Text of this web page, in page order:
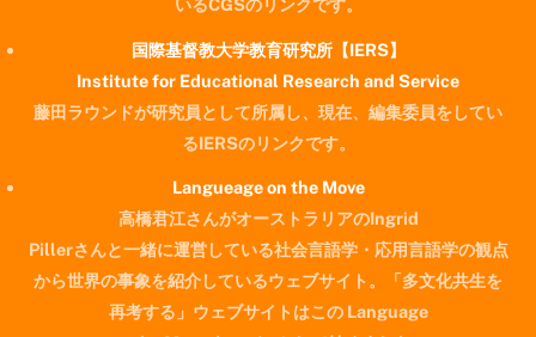
いるCGSのリンクです。
国際基督教大学教育研究所【IERS】
Institute for Educational Research and Service
藤田ラウンドが研究員として所属し、現在、編集委員をしてい
るIERSのリンクです。
Langueage on the Move
高橋君江さんがオーストラリアのIngrid
Pillerさんと一緒に運営している社会言語学・応用言語学の観点
から世界の事象を紹介しているウェブサイト。「多文化共生を
再考する」ウェブサイトはこの Language